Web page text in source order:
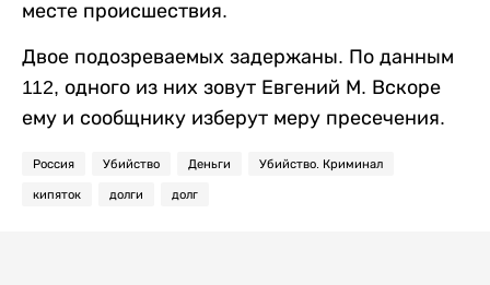
месте происшествия.
Двое подозреваемых задержаны. По данным
112, одного из них зовут Евгений М. Вскоре
ему и сообщнику изберут меру пресечения.
Россия Убийство Деньги Убийство. Криминал
кипяток долги долг